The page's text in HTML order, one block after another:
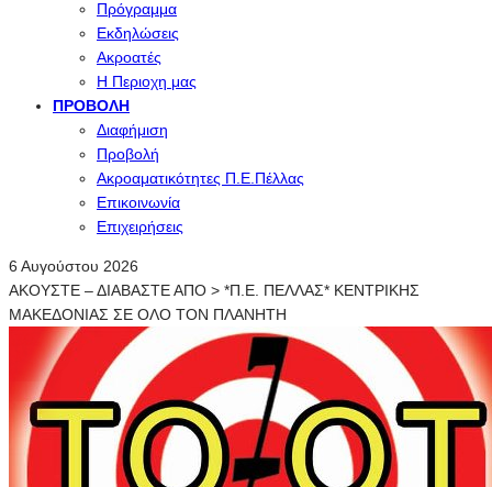
Πρόγραμμα
Εκδηλώσεις
Ακροατές
Η Περιοχη μας
ΠΡΟΒΟΛΉ
Διαφήμιση
Προβολή
Ακροαματικότητες Π.Ε.Πέλλας
Επικοινωνία
Επιχειρήσεις
6 Αυγούστου 2026
ΑΚΟΥΣΤΕ – ΔΙΑΒΑΣΤΕ ΑΠΟ > *Π.Ε. ΠΕΛΛΑΣ* ΚΕΝΤΡΙΚΗΣ
ΜΑΚΕΔΟΝΙΑΣ ΣΕ ΟΛΟ ΤΟΝ ΠΛΑΝΗΤΗ